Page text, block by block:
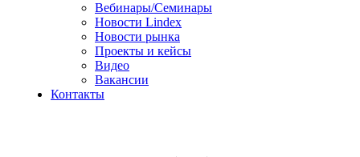
Вебинары/Семинары
Новости Lindex
Новости рынка
Проекты и кейсы
Видео
Вакансии
Контакты